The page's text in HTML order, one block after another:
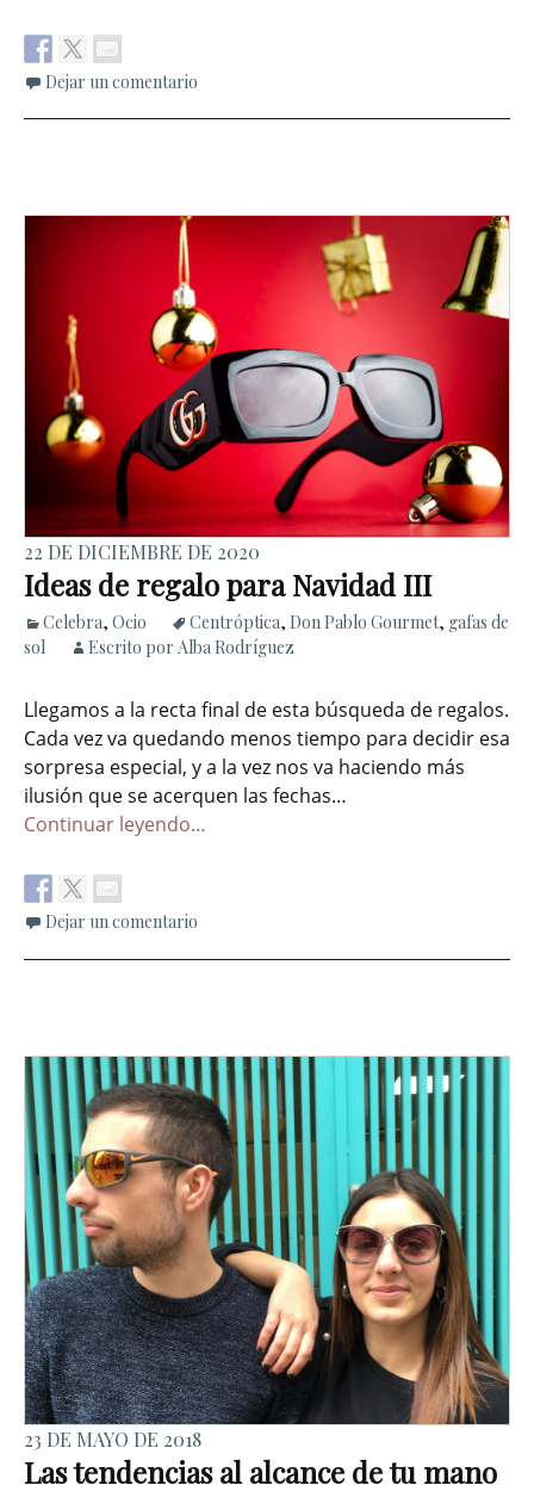
Dejar un comentario
22 DE DICIEMBRE DE 2020
Ideas de regalo para Navidad III
Celebra, Ocio Centróptica, Don Pablo Gourmet, gafas de
sol
Escrito por Alba Rodríguez
Llegamos a la recta final de esta búsqueda de regalos.
Cada vez va quedando menos tiempo para decidir esa
sorpresa especial, y a la vez nos va haciendo más
ilusión que se acerquen las fechas…
Continuar leyendo…
Dejar un comentario
23 DE MAYO DE 2018
Las tendencias al alcance de tu mano